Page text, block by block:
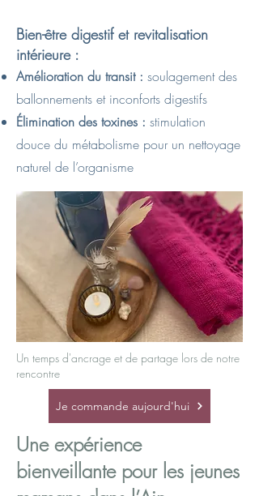
Bien-être digestif et revitalisation
intérieure :
Amélioration du transit : soulagement des
ballonnements et inconforts digestifs
Élimination des toxines : stimulation
douce du métabolisme pour un nettoyage
naturel de l’organisme
Un temps d'ancrage et de partage lors de notre
rencontre
Je commande aujourd'hui
Une expérience
bienveillante pour les jeunes